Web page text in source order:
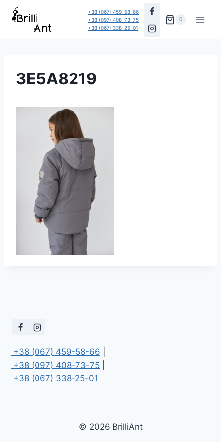
Перейти
+38 (067) 459-58-66
+38 (097) 408-73-75
+38 (067) 338-25-01
0
3E5A8219
+38 (067) 459-58-66
+38 (097) 408-73-75
+38 (067) 338-25-01
© 2026 BrilliAnt